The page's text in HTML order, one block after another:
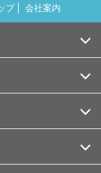
プ 会社案内